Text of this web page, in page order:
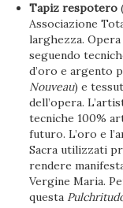
Tapiz respotero
Associazione
larghezza.
seguendo
d’oro e argento
Nouveau) e
dell’opera.
tecniche 100%
futuro. L’oro e
Sacra utilizzati
rendere
Vergine Maria.
questa